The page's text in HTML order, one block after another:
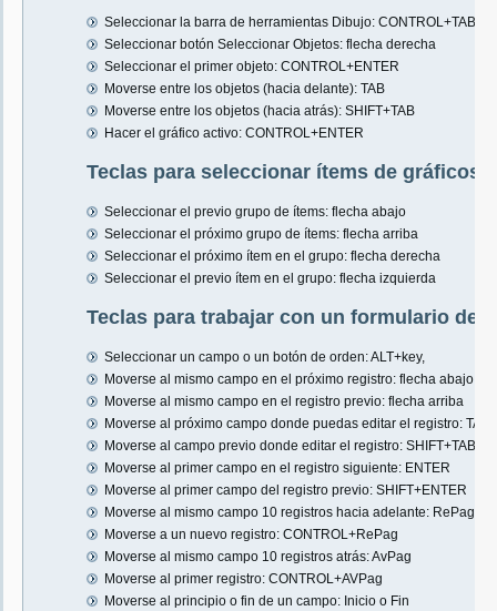
Seleccionar la barra de herramientas Dibujo: CONTROL+TAB o
Seleccionar botón Seleccionar Objetos: flecha derecha
Seleccionar el primer objeto: CONTROL+ENTER
Moverse entre los objetos (hacia delante): TAB
Moverse entre los objetos (hacia atrás): SHIFT+TAB
Hacer el gráfico activo: CONTROL+ENTER
Teclas para seleccionar ítems de gráficos
Seleccionar el previo grupo de ítems: flecha abajo
Seleccionar el próximo grupo de ítems: flecha arriba
Seleccionar el próximo ítem en el grupo: flecha derecha
Seleccionar el previo ítem en el grupo: flecha izquierda
Teclas para trabajar con un formulario de
Seleccionar un campo o un botón de orden: ALT+key,
Moverse al mismo campo en el próximo registro: flecha abajo
Moverse al mismo campo en el registro previo: flecha arriba
Moverse al próximo campo donde puedas editar el registro: TAB
Moverse al campo previo donde editar el registro: SHIFT+TAB
Moverse al primer campo en el registro siguiente: ENTER
Moverse al primer campo del registro previo: SHIFT+ENTER
Moverse al mismo campo 10 registros hacia adelante: RePag
Moverse a un nuevo registro: CONTROL+RePag
Moverse al mismo campo 10 registros atrás: AvPag
Moverse al primer registro: CONTROL+AVPag
Moverse al principio o fin de un campo: Inicio o Fin